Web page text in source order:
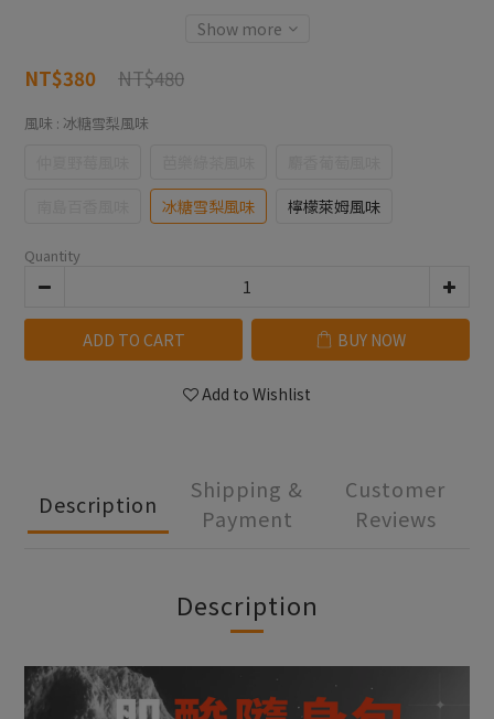
Show more
NT$480
NT$380
風味 : 冰糖雪梨風味
冰糖雪梨風味 檸檬萊姆風味
Quantity
ADD TO CART BUY NOW
Add to Wishlist
Description
Shipping &
Payment
Customer
Reviews
Description